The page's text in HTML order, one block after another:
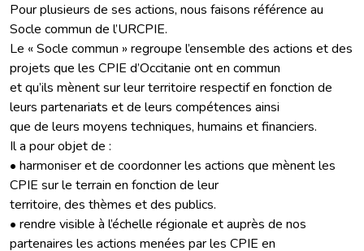
Pour plusieurs de ses actions, nous faisons référence au
Socle commun de l’URCPIE.
Le « Socle commun » regroupe l’ensemble des actions et des
projets que les CPIE d’Occitanie ont en commun
et qu’ils mènent sur leur territoire respectif en fonction de
leurs partenariats et de leurs compétences ainsi
que de leurs moyens techniques, humains et financiers.
Il a pour objet de :
• harmoniser et de coordonner les actions que mènent les
CPIE sur le terrain en fonction de leur
territoire, des thèmes et des publics.
• rendre visible à l’échelle régionale et auprès de nos
partenaires les actions menées par les CPIE en